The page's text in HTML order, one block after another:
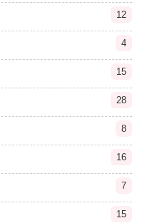
12
4
15
28
8
16
7
15